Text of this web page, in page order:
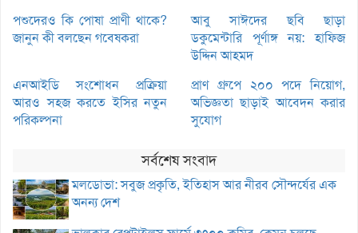
পশুদেরও কি পোষা প্রাণী থাকে?
জানুন কী বলছেন গবেষকরা
আবু সাঈদের ছবি ছাড়া
ডকুমেন্টারি পূর্ণাঙ্গ নয়: হাফিজ
উদ্দিন আহমদ
এনআইডি সংশোধন প্রক্রিয়া
আরও সহজ করতে ইসির নতুন
পরিকল্পনা
প্রাণ গ্রুপে ২০০ পদে নিয়োগ,
অভিজ্ঞতা ছাড়াই আবেদন করার
সুযোগ
সর্বশেষ সংবাদ
মলডোভা: সবুজ প্রকৃতি, ইতিহাস আর নীরব সৌন্দর্যের এক
অনন্য দেশ